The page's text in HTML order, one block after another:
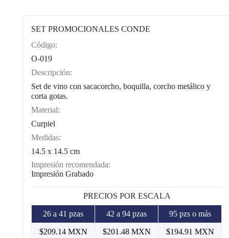
SET PROMOCIONALES CONDE
Código:
O-019
Descripción:
Set de vino con sacacorcho, boquilla, corcho metálico y
corta gotas.
Material:
Curpiel
Medidas:
14.5 x 14.5 cm
Impresión recomendada:
Impresión Grabado
PRECIOS POR ESCALA
26 a 41 pzas 42 a 94 pzas 95 pzs o más
$209.14 MXN $201.48 MXN $194.91 MXN